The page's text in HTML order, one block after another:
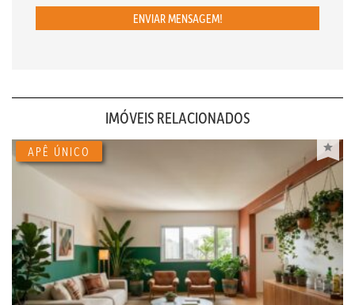
ENVIAR MENSAGEM!
IMÓVEIS RELACIONADOS